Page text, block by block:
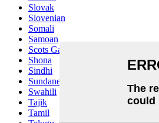
Slovak
Slovenian
Somali
Samoan
Scots Gaelic
Shona
Sindhi
Sundanese
Swahili
Tajik
Tamil